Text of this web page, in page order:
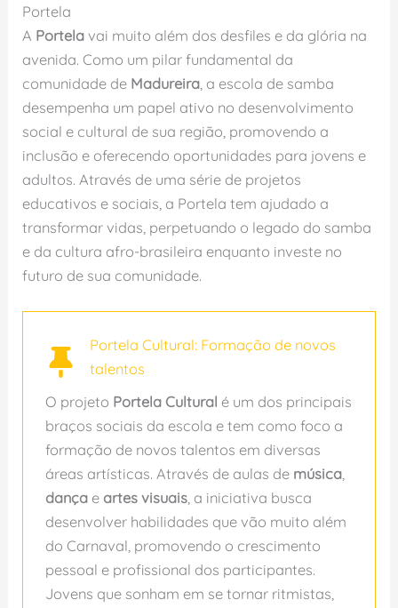
Portela
A Portela vai muito além dos desfiles e da glória na
avenida. Como um pilar fundamental da
comunidade de Madureira , a escola de samba
desempenha um papel ativo no desenvolvimento
social e cultural de sua região, promovendo a
inclusão e oferecendo oportunidades para jovens e
adultos. Através de uma série de projetos
educativos e sociais, a Portela tem ajudado a
transformar vidas, perpetuando o legado do samba
e da cultura afro-brasileira enquanto investe no
futuro de sua comunidade.
Portela Cultural: Formação de novos
talentos
O projeto Portela Cultural é um dos principais
braços sociais da escola e tem como foco a
formação de novos talentos em diversas
áreas artísticas. Através de aulas de música,
dançae artes visuais, a iniciativa busca
desenvolver habilidades que vão muito além
do Carnaval, promovendo o crescimento
pessoal e profissional dos participantes.
Jovens que sonham em se tornar ritmistas,